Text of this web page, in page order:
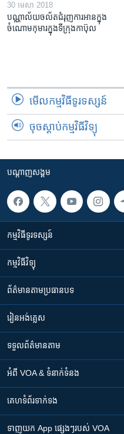
30 មេសា 2018
បណ្ណាល័យ​ចល័ត​ជំរុញ​ការអាន​ក្នុង
ចំណោម​កុមារ​ក្នុងទីក្រុង​កាប៊ុល
មើល​កម្មវិធី​ទូរទស្សន៍
ចុចស្តាប់កម្មវិធីវិទ្យុ
បណ្តាញ​សង្គម
កម្មវិធី​ទូរទស្សន៍
កម្មវិធី​វិទ្យុ
ព័ត៌មាន​តាមប្រធានបទ​
រៀន​​អង់គ្លេស
ទទួល​ព័ត៌មាន​តាម
អំពី​ VOA & ទំនាក់ទំនង
គេហទំព័រ​​ទាក់ទង
ទាញយក​ App ផ្សេងៗ​របស់​ VOA